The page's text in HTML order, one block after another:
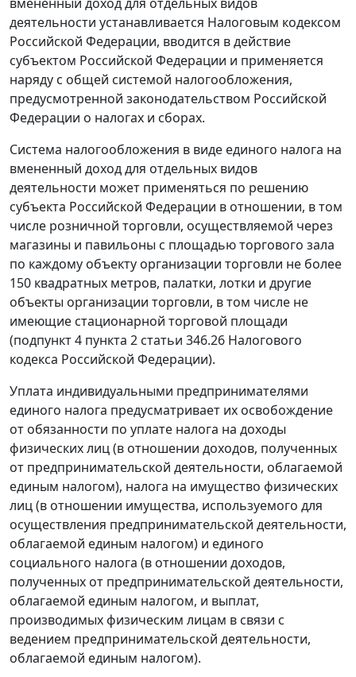
вмененный доход для отдельных видов
деятельности устанавливается Налоговым кодексом
Российской Федерации, вводится в действие
субъектом Российской Федерации и применяется
наряду с общей системой налогообложения,
предусмотренной законодательством Российской
Федерации о налогах и сборах.
Система налогообложения в виде единого налога на
вмененный доход для отдельных видов
деятельности может применяться по решению
субъекта Российской Федерации в отношении, в том
числе розничной торговли, осуществляемой через
магазины и павильоны с площадью торгового зала
по каждому объекту организации торговли не более
150 квадратных метров, палатки, лотки и другие
объекты организации торговли, в том числе не
имеющие стационарной торговой площади
(подпункт 4 пункта 2 статьи 346.26 Налогового
кодекса Российской Федерации).
Уплата индивидуальными предпринимателями
единого налога предусматривает их освобождение
от обязанности по уплате налога на доходы
физических лиц (в отношении доходов, полученных
от предпринимательской деятельности, облагаемой
единым налогом), налога на имущество физических
лиц (в отношении имущества, используемого для
осуществления предпринимательской деятельности,
облагаемой единым налогом) и единого
социального налога (в отношении доходов,
полученных от предпринимательской деятельности,
облагаемой единым налогом, и выплат,
производимых физическим лицам в связи с
ведением предпринимательской деятельности,
облагаемой единым налогом).